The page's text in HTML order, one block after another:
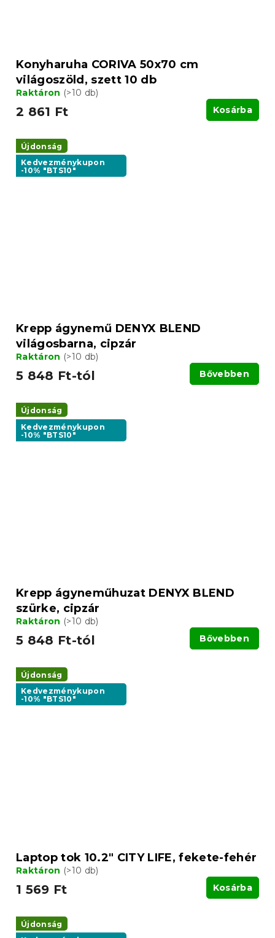
Konyharuha CORIVA 50x70 cm
világoszöld, szett 10 db
Raktáron (>10 db)
2 861 Ft Kosárba
Újdonság
Kedvezménykupon
-10% "BTS10"
Krepp ágynemű DENYX BLEND
világosbarna, cipzár
Raktáron (>10 db)
5 848 Ft-tól Bővebben
Újdonság
Kedvezménykupon
-10% "BTS10"
Krepp ágyneműhuzat DENYX BLEND
szürke, cipzár
Raktáron (>10 db)
5 848 Ft-tól Bővebben
Újdonság
Kedvezménykupon
-10% "BTS10"
Laptop tok 10.2" CITY LIFE, fekete-fehér
Raktáron (>10 db)
1 569 Ft Kosárba
Újdonság